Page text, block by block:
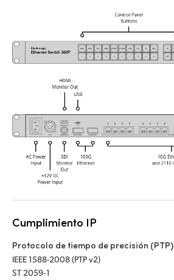
España
Sweden
Chinese Taipei
Turkey
UAE
Ukraine
United Kingdom
United States
Cumplimiento IP
Protocolo de tiempo de precisión (PTP)
IEEE 1588-2008 (PTP v2)
ST 2059‑1